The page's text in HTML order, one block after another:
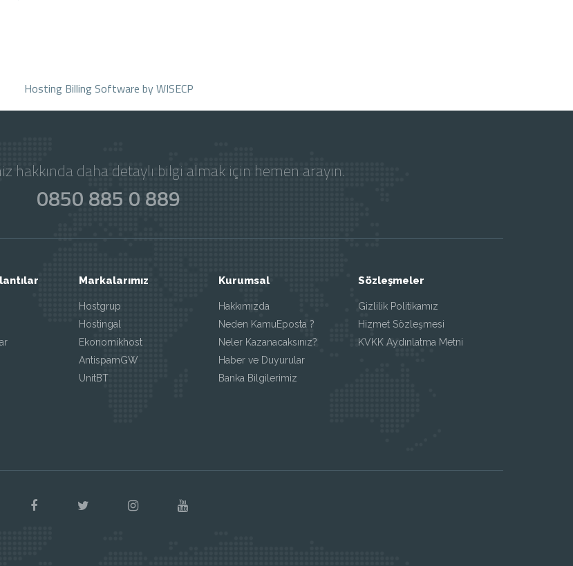
Hosting Billing Software by WISECP
hakkında daha detaylı bilgi almak için hemen arayın.
0850 885 0 889
Markalarımız
Hostgrup
Hostingal
Ekonomikhost
AntispamGW
UnitBT
Kurumsal
Hakkımızda
Neden KamuEposta ?
Neler Kazanacaksınız?
Haber ve Duyurular
Banka Bilgilerimiz
Sözleşmeler
Gizlilik Politikamız
Hizmet Sözleşmesi
KVKK Aydınlatma Metni